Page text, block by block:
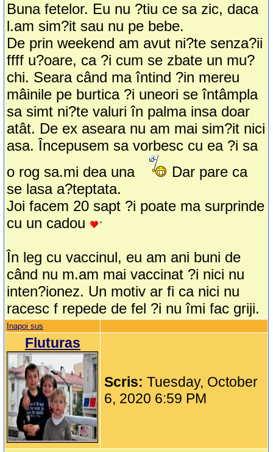
Buna fetelor. Eu nu ?tiu ce sa zic, daca
l.am sim?it sau nu pe bebe.
De prin weekend am avut ni?te senza?ii
ffff u?oare, ca ?i cum se zbate un mu?
chi. Seara când ma întind ?in mereu
mâinile pe burtica ?i uneori se întâmpla
sa simt ni?te valuri în palma insa doar
atât. De ex aseara nu am mai sim?it nici
asa. Începusem sa vorbesc cu ea ?i sa
o rog sa.mi dea una
Dar pare ca
se lasa a?teptata.
Joi facem 20 sapt ?i poate ma surprinde
cu un cadou
În leg cu vaccinul, eu am ani buni de
când nu m.am mai vaccinat ?i nici nu
inten?ionez. Un motiv ar fi ca nici nu
racesc f repede de fel ?i nu îmi fac griji.
Inapoi sus
Fluturas
Scris:Tuesday, October
6, 2020 6:59 PM